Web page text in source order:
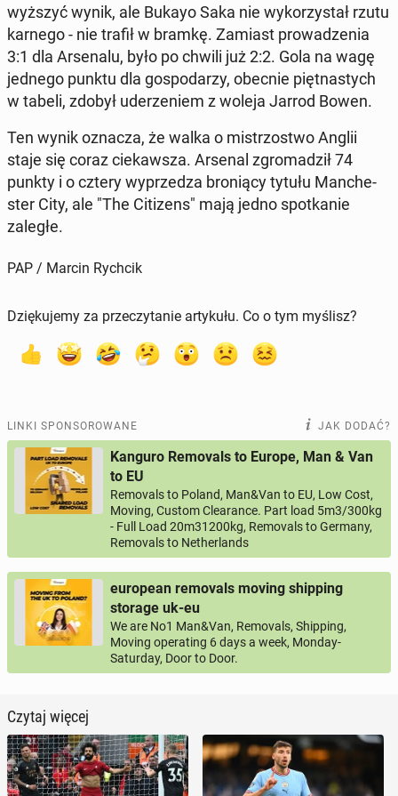
wyż­szyć wynik, ale Bukayo Saka nie wy­ko­rzy­stał rzutu
karnego - nie trafił w bramkę. Zamiast pro­wa­dze­nia
3:1 dla Ar­se­na­lu, było po chwili już 2:2. Gola na wagę
jednego punktu dla go­spo­da­rzy, obecnie pięt­na­stych
w tabeli, zdobył ude­rze­niem z woleja Jarrod Bowen.
Ten wynik oznacza, że walka o mi­strzo­stwo Anglii
staje się coraz cie­kaw­sza. Arsenal zgro­ma­dził 74
punkty i o cztery wy­prze­dza bro­nią­cy tytułu Man­che­
ster City, ale "The Ci­ti­zens" mają jedno spo­tka­nie
zaległe.
PAP / Marcin Rychcik
Dziękujemy za przeczytanie artykułu. Co o tym myślisz?
LINKI SPONSOROWANE JAK DODAĆ?
Kanguro Removals to Europe, Man & Van
to EU
Removals to Poland, Man&Van to EU, Low Cost,
Moving, Custom Clearance. Part load 5m3/300kg
- Full Load 20m31200kg, Removals to Germany,
Removals to Netherlands
european removals moving shipping
storage uk-eu
We are No1 Man&Van, Removals, Shipping,
Moving operating 6 days a week, Monday-
Saturday, Door to Door.
Czytaj więcej